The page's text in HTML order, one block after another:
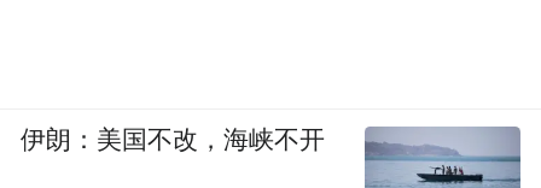
伊朗：美国不改，海峡不开